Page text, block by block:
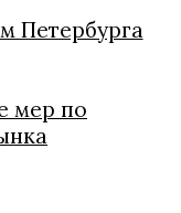
Петербурга
мер по